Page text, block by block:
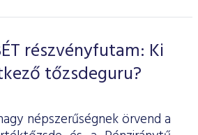
részvényfutam: Ki
tőzsdeguru?
népszerűségnek örvend a